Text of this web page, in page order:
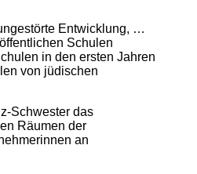
Entwicklung, …
Schulen
in den ersten Jahren
von jüdischen
Schwester das
Räumen der
an